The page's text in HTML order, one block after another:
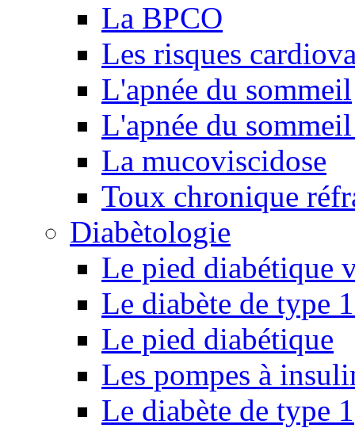
La BPCO
Les risques
L'apnée du sommeil
L'apnée du
La mucoviscidose
Toux chronique
Diabètologie
Le pied diabétique
Le diabète de type
Le pied diabétique
Les pompes à
Le diabète de type 1